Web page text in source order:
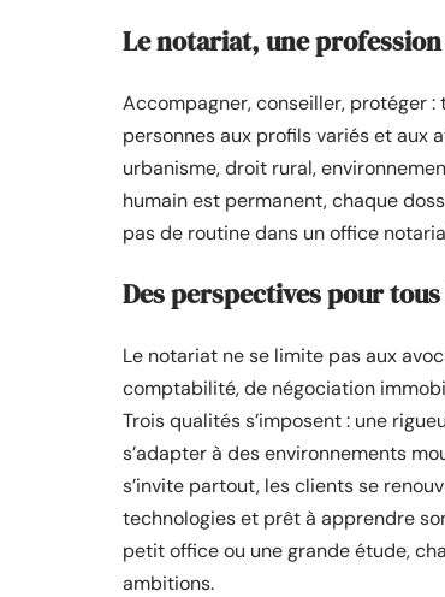
Le notariat, une
Accompagner, conseiller, protéger
personnes aux profils variés et aux
urbanisme, droit rural,
humain est permanent, chaque
pas de routine dans un office
Des perspectives pour
Le notariat ne se limite pas aux
comptabilité, de négociation
Trois qualités s’imposent : une
s’adapter à des environnements
s’invite partout, les clients se
technologies et prêt à apprendre
petit office ou une grande étude,
ambitions.